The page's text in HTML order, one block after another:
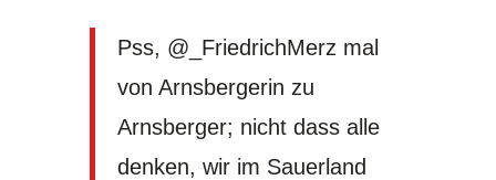
Pss, @_FriedrichMerz mal
von Arnsbergerin zu
Arnsberger; nicht dass alle
denken, wir im Sauerland